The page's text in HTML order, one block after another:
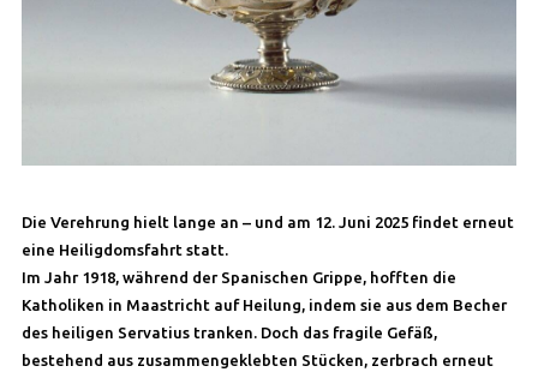
Die Verehrung hielt lange an – und am 12. Juni 2025 findet erneut
eine Heiligdomsfahrt statt.
Im Jahr 1918, während der Spanischen Grippe, hofften die
Katholiken in Maastricht auf Heilung, indem sie aus dem Becher
des heiligen Servatius tranken. Doch das fragile Gefäß,
bestehend aus zusammengeklebten Stücken, zerbrach erneut